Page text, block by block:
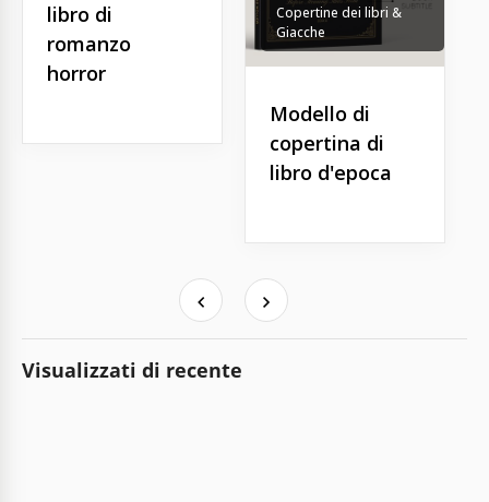
libro di
romanzo
horror
Copertine dei libri &
Giacche
Modello di
copertina di
libro d'epoca
Visualizzati di recente